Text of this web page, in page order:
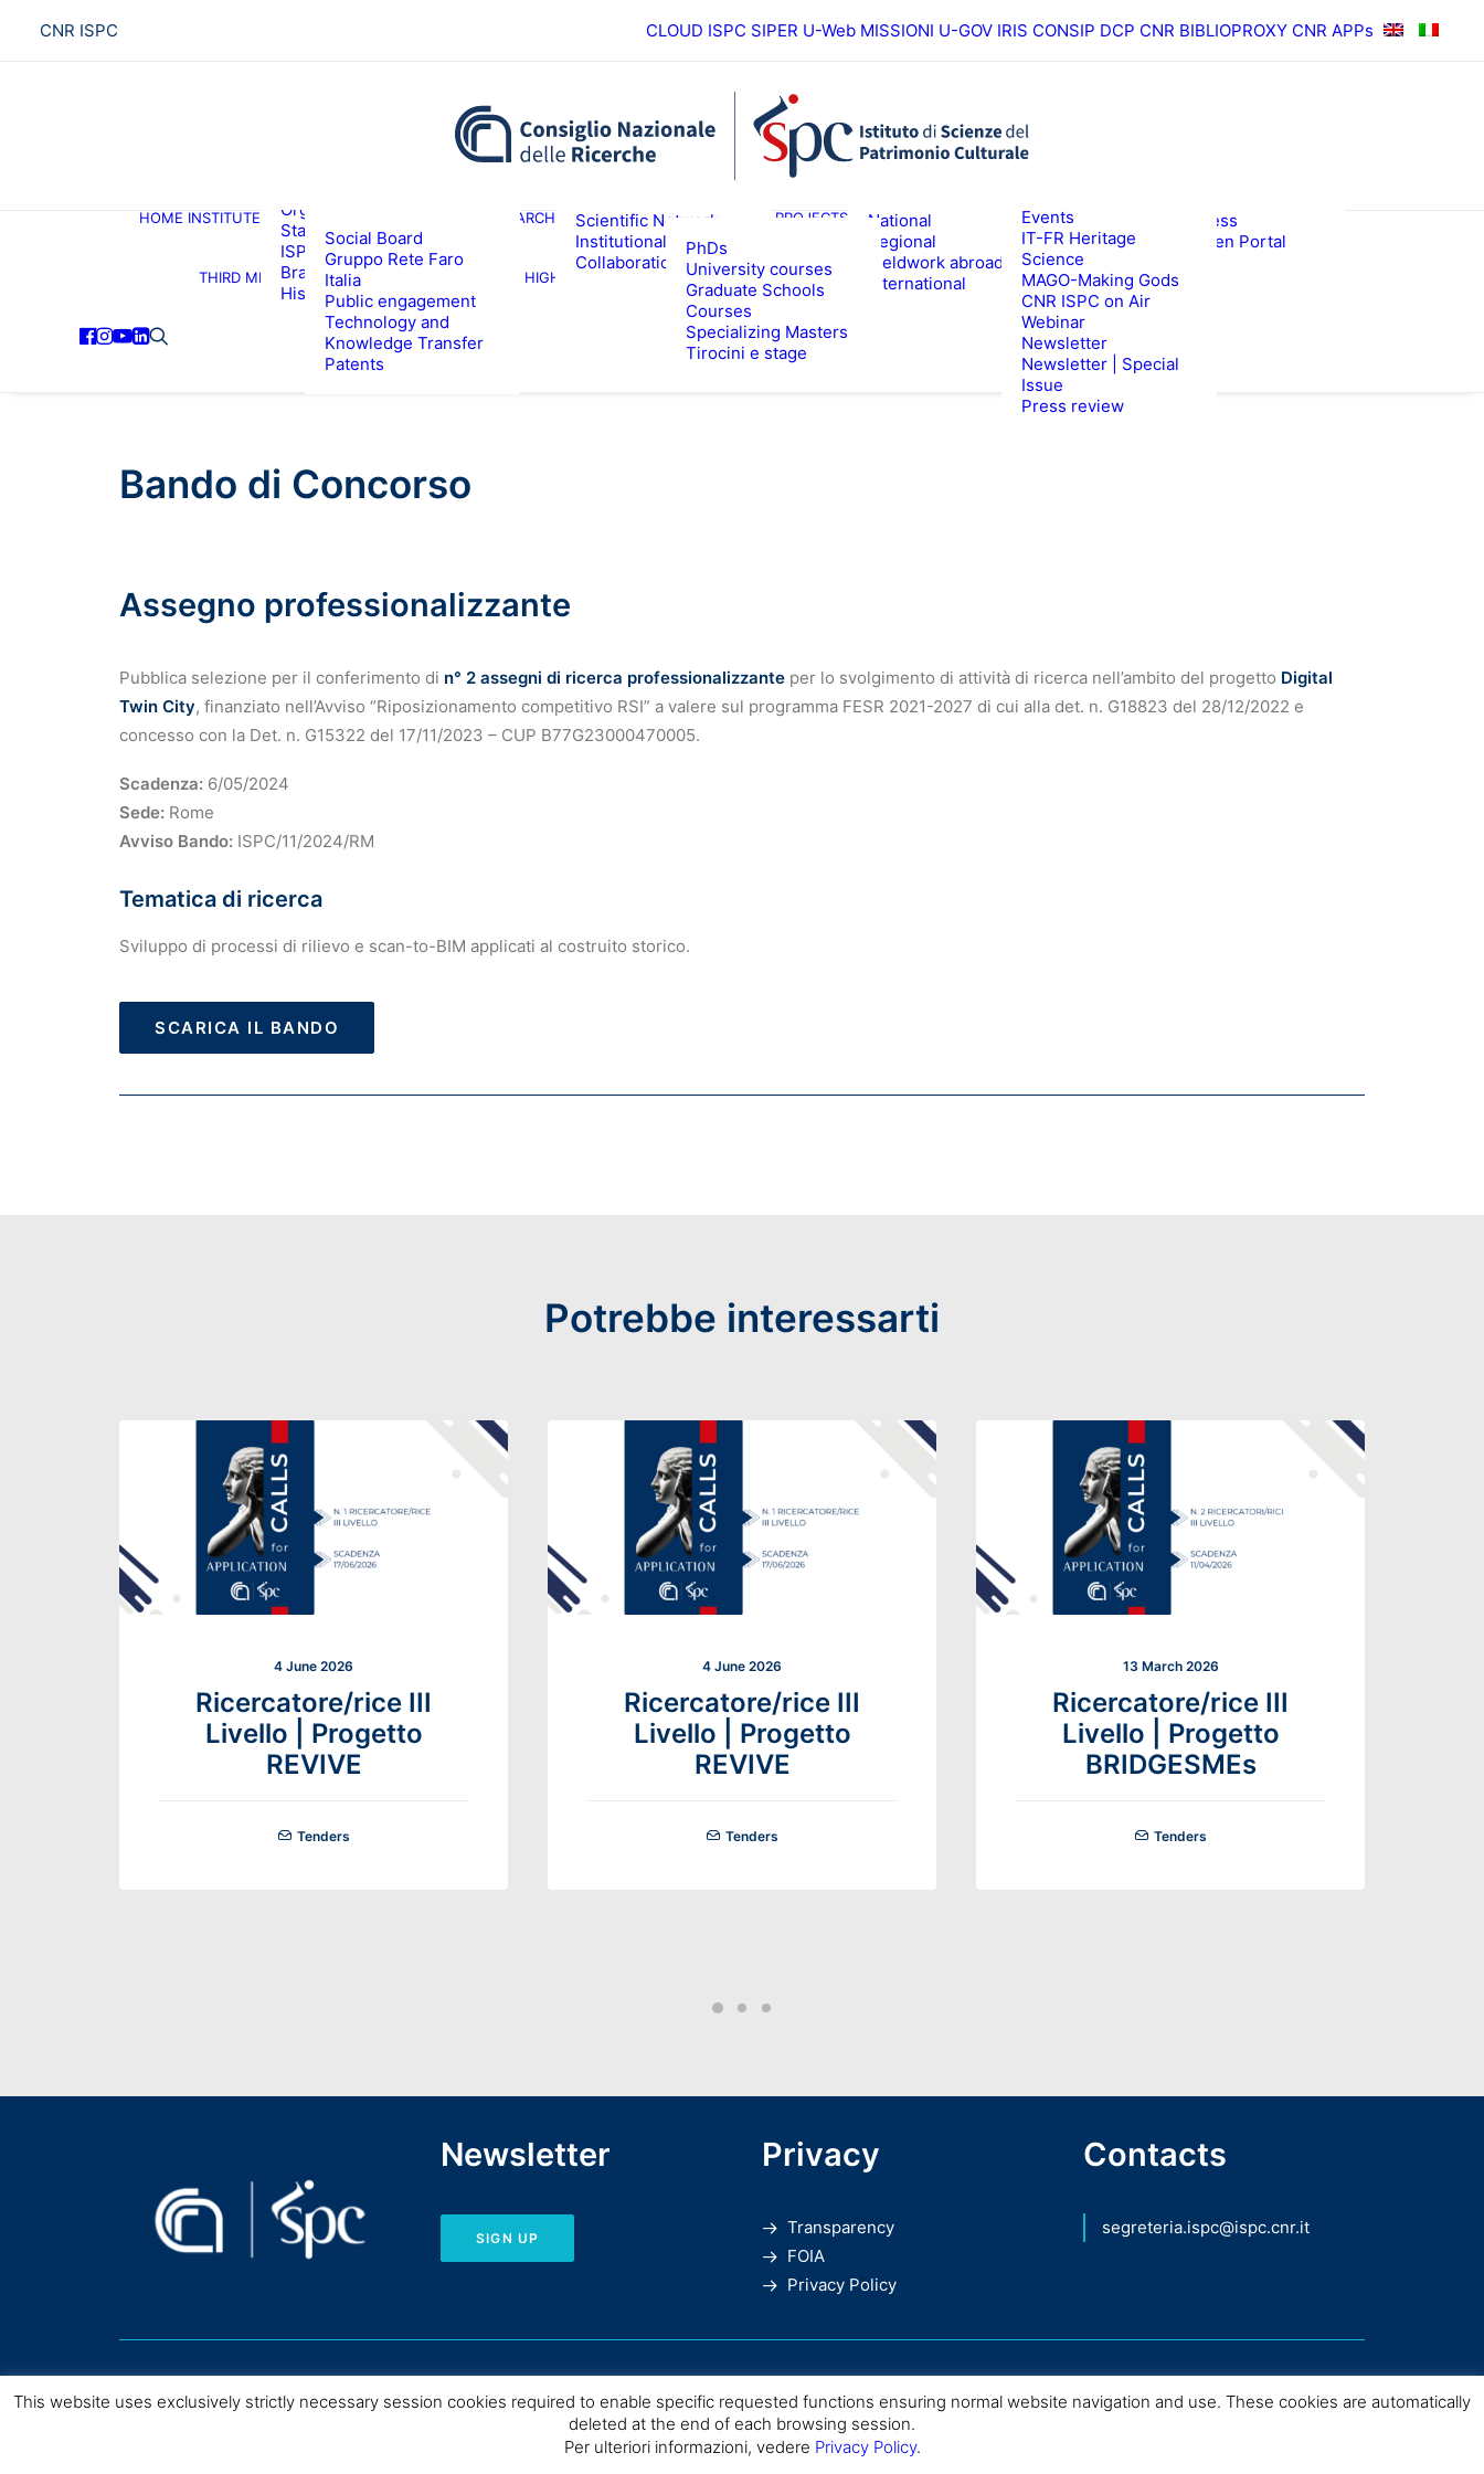
CNR ISPC CLOUD ISPC SIPER U-Web MISSIONI U-GOV IRIS CONSIP DCP CNR BIBLIOPROXY CNR APPs
HOME INSTITUTE
Organization
Staff
ISPC Associates
Branches
History
RESEARCH
Scientific Network
Institutional
Collaborations
PROJECTS
National
Regional
Fieldwork abroad
International
RESULTS
ISPC Press
ISPC Open Portal
THIRD MISSION
Social Board
Gruppo Rete Faro
Italia
Public engagement
Technology and
Knowledge Transfer
Patents
HIGHER EDUCATION
PhDs
University courses
Graduate Schools
Courses
Specializing Masters
Tirocini e stage
EVENTS & NEWS
Events
IT-FR Heritage
Science
MAGO-Making Gods
CNR ISPC on Air
Webinar
Newsletter
Newsletter | Special
Issue
Press review
Bando di Concorso
Assegno professionalizzante
Pubblica selezione per il conferimento di n° 2 assegni di ricerca professionalizzante per lo svolgimento di attività di ricerca nell’ambito del progetto Digital
Twin City, finanziato nell’Avviso “Riposizionamento competitivo RSI” a valere sul programma FESR 2021-2027 di cui alla det. n. G18823 del 28/12/2022 e
concesso con la Det. n. G15322 del 17/11/2023 – CUP B77G23000470005.
Scadenza: 6/05/2024
Sede: Rome
Avviso Bando: ISPC/11/2024/RM
Tematica di ricerca
Sviluppo di processi di rilievo e scan-to-BIM applicati al costruito storico.
SCARICA IL BANDO
Potrebbe interessarti
4 June 2026
Ricercatore/rice III
Livello | Progetto
REVIVE
Tenders
4 June 2026
Ricercatore/rice III
Livello | Progetto
REVIVE
Tenders
13 March 2026
Ricercatore/rice III
Livello | Progetto
BRIDGESMEs
Tenders
Newsletter
SIGN UP
Privacy
Transparency
FOIA
Privacy Policy
Contacts
segreteria.ispc@ispc.cnr.it
Consiglio Nazionale delle Ricerche– Istituto di Scienze del Patrimonio Culturale – 2026
This website uses exclusively strictly necessary session cookies required to enable specific requested functions ensuring normal website navigation and use. These cookies are automatically
deleted at the end of each browsing session.
Per ulteriori informazioni, vedere Privacy Policy.